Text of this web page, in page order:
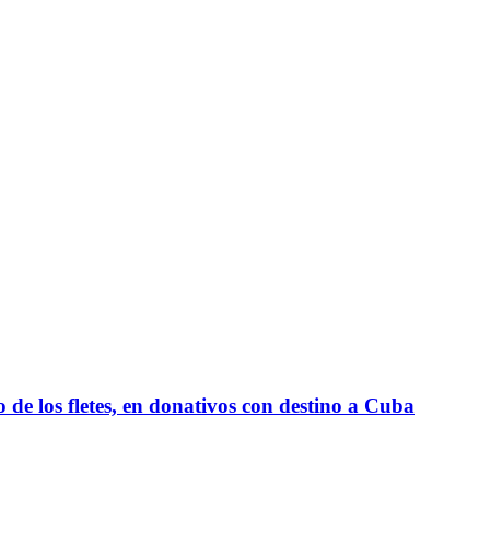
los fletes, en donativos con destino a Cuba